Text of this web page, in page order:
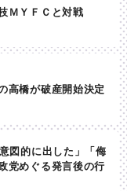
ＭＹＦＣと対戦
高橋が破産開始決定
図的に出した」「侮
党めぐる発言後の行